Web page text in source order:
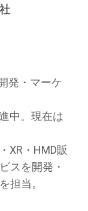
発・マーケ
中。 現在は
XR・ HMD販
スを開発・
担当。